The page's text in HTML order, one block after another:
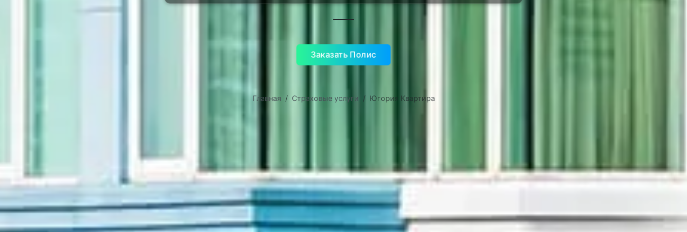
Заказать Полис
Главная Страховые услуги Югория Квартира